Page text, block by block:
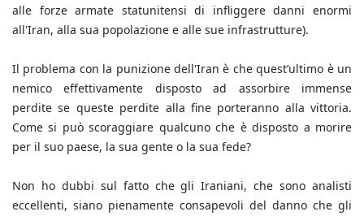
alle forze armate statunitensi di infliggere danni enormi
all'Iran, alla sua popolazione e alle sue infrastrutture).
Il problema con la punizione dell'Iran è che quest’ultimo è un
nemico effettivamente disposto ad assorbire immense
perdite se queste perdite alla fine porteranno alla vittoria.
Come si può scoraggiare qualcuno che è disposto a morire
per il suo paese, la sua gente o la sua fede?
Non ho dubbi sul fatto che gli Iraniani, che sono analisti
eccellenti, siano pienamente consapevoli del danno che gli